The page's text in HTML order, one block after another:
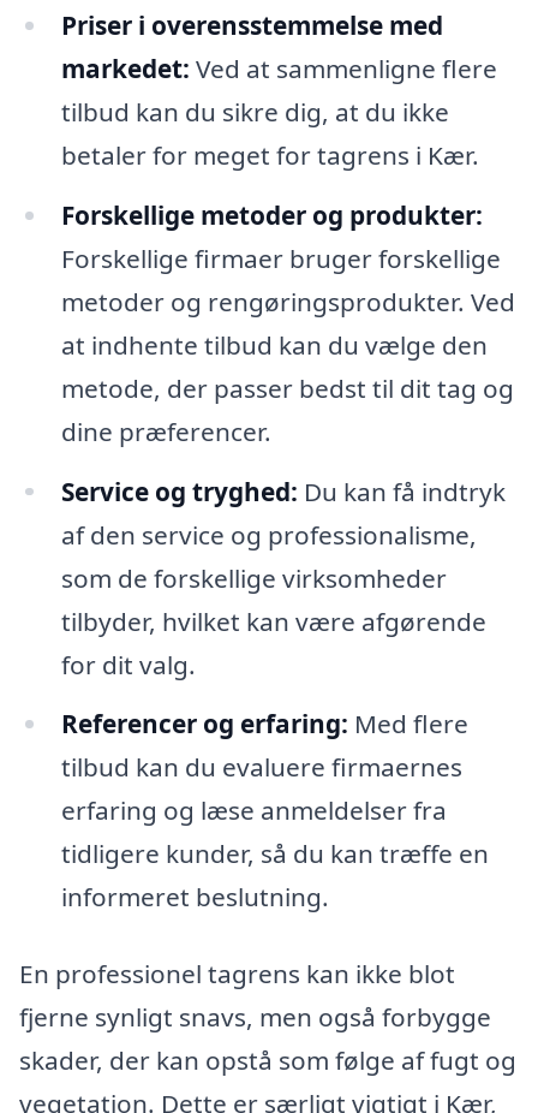
Priser i overensstemmelse med
markedet: Ved at sammenligne flere
tilbud kan du sikre dig, at du ikke
betaler for meget for tagrens i Kær.
Forskellige metoder og produkter:
Forskellige firmaer bruger forskellige
metoder og rengøringsprodukter. Ved
at indhente tilbud kan du vælge den
metode, der passer bedst til dit tag og
dine præferencer.
Service og tryghed: Du kan få indtryk
af den service og professionalisme,
som de forskellige virksomheder
tilbyder, hvilket kan være afgørende
for dit valg.
Referencer og erfaring: Med flere
tilbud kan du evaluere firmaernes
erfaring og læse anmeldelser fra
tidligere kunder, så du kan træffe en
informeret beslutning.
En professionel tagrens kan ikke blot
fjerne synligt snavs, men også forbygge
skader, der kan opstå som følge af fugt og
vegetation. Dette er særligt vigtigt i Kær,